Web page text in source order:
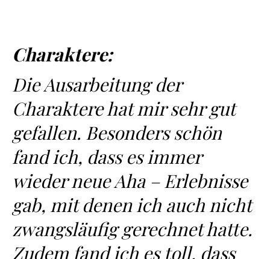
Charaktere:
Die Ausarbeitung der
Charaktere hat mir sehr gut
gefallen. Besonders schön
fand ich, dass es immer
wieder neue Aha – Erlebnisse
gab, mit denen ich auch nicht
zwangsläufig gerechnet hatte.
Zudem fand ich es toll, dass